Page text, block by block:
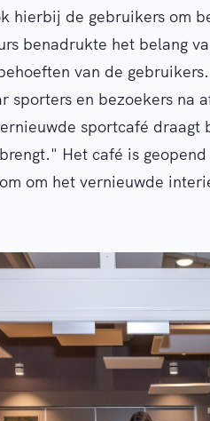
hierbij de gebruikers om
benadrukte het belang
van de
sporters en bezoekers na
sportcafé
Het café is
om het vernieuwde